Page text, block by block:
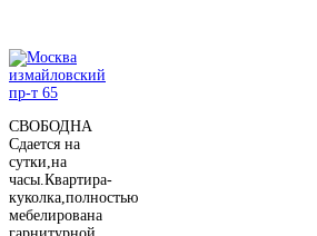
СВОБОДНА
Сдается на
сутки,на
часы.Квартира-
куколка,полностью
мебелирована